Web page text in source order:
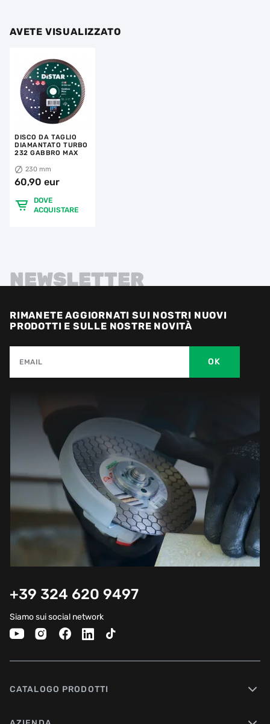
AVETE VISUALIZZATO
DISCO DA TAGLIO
DIAMANTATO TURBO
232 GABBRO MAX
230 mm
60,90 eur
DOVE
ACQUISTARE
NEWSLETTER
RIMANETE AGGIORNATI SUI NOSTRI NUOVI
PRODOTTI E SULLE NOSTRE NOVITÀ
EMAIL OK
+39 324 620 9497
Siamo sui social network
CATALOGO PRODOTTI